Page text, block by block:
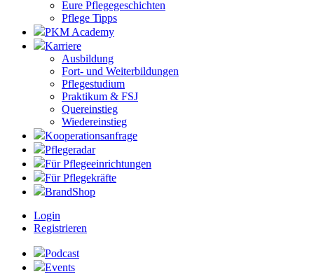
Eure Pflegegeschichten
Pflege Tipps
PKM Academy
Karriere
Ausbildung
Fort- und Weiterbildungen
Pflegestudium
Praktikum & FSJ
Quereinstieg
Wiedereinstieg
Kooperationsanfrage
Pflegeradar
Für Pflegeeinrichtungen
Für Pflegekräfte
BrandShop
Login
Registrieren
Podcast
Events